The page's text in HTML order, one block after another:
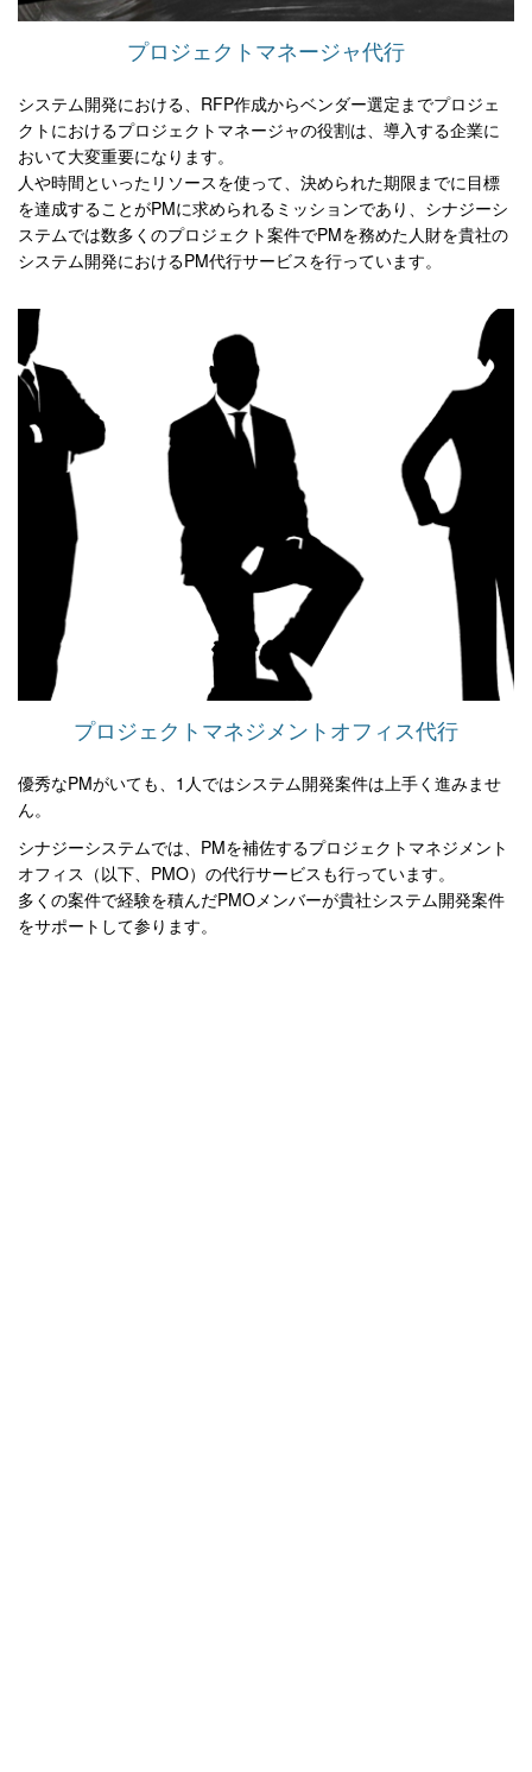
プロジェクトマネージャ代行
システム開発における、RFP作成からベンダー選定までプロジェ
クトにおけるプロジェクトマネージャの役割は、導入する企業に
おいて大変重要になります。
人や時間といったリソースを使って、決められた期限までに目標
を達成することがPMに求められるミッションであり、シナジーシ
ステムでは数多くのプロジェクト案件でPMを務めた人財を貴社の
システム開発におけるPM代行サービスを行っています。
プロジェクトマネジメントオフィス代行
優秀なPMがいても、1人ではシステム開発案件は上手く進みませ
ん。
シナジーシステムでは、PMを補佐するプロジェクトマネジメント
オフィス（以下、PMO）の代行サービスも行っています。
多くの案件で経験を積んだPMOメンバーが貴社システム開発案件
をサポートして参ります。